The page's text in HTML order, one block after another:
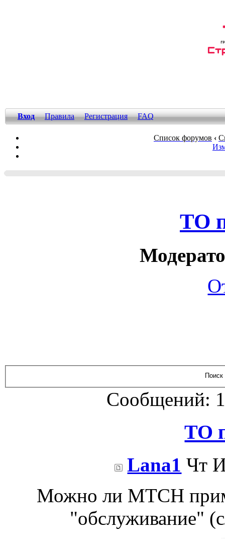
Вход Правила Регистрация FAQ
Список форумов ‹
ТО
Сообщений:
ТО
Lana1 Чт
Можно ли МТСН
"обслуживание"